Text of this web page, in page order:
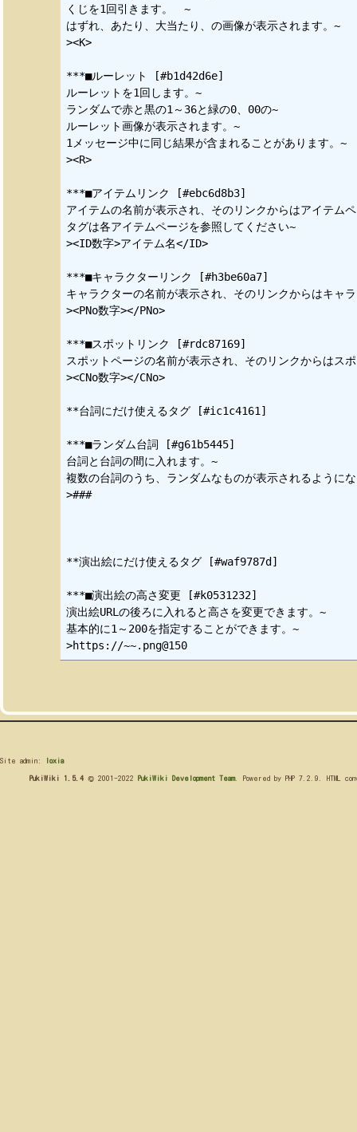
くじを1回引きます。　~
はずれ、あたり、大当たり、の画像が表示されます。~
><K>
***■ルーレット [#b1d42d6e]
ルーレットを1回します。~
ランダムで赤と黒の1～36と緑の0、00の~
ルーレット画像が表示されます。~
1メッセージ中に同じ結果が含まれることがあります。~
><R>
***■アイテムリンク [#ebc6d8b3]
アイテムの名前が表示され、そのリンクからはアイテム
タグは各アイテムページを参照してください~
><ID数字>アイテム名</ID>
***■キャラクターリンク [#h3be60a7]
キャラクターの名前が表示され、そのリンクからはキャ
><PNo数字></PNo>
***■スポットリンク [#rdc87169]
スポットページの名前が表示され、そのリンクからはス
><CNo数字></CNo>
**台詞にだけ使えるタグ [#ic1c4161]
***■ランダム台詞 [#g61b5445]
台詞と台詞の間に入れます。~
複数の台詞のうち、ランダムなものが表示されるように
>###
**演出絵にだけ使えるタグ [#waf9787d]
***■演出絵の高さ変更 [#k0531232]
演出絵URLの後ろに入れると高さを変更できます。~
基本的に1～200を指定することができます。~
Site admin: loxia
PukiWiki 1.5.4 © 2001-2022 PukiWiki Development Team. Powered by PHP 7.2.9. HTML